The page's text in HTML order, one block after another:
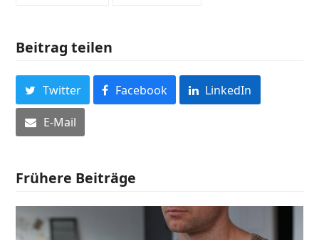
Beitrag teilen
Twitter Facebook LinkedIn
E-Mail
Frühere Beiträge